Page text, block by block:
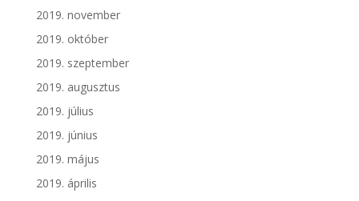
2019. november
2019. október
2019. szeptember
2019. augusztus
2019. július
2019. június
2019. május
2019. április